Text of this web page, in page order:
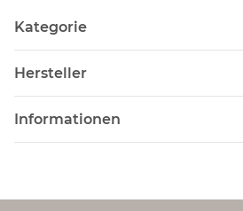
Kategorie
Hersteller
Informationen